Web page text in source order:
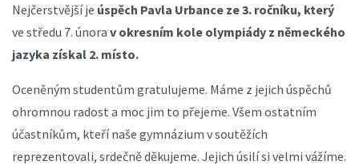
Nejčerstvější je úspěch Pavla Urbance ze 3. ročníku, který
ve středu 7. února v okresním kole olympiády z německého
jazyka získal 2. místo.
Oceněným studentům gratulujeme. Máme z jejich úspěchů
ohromnou radost a moc jim to přejeme. Všem ostatním
účastníkům, kteří naše gymnázium v soutěžích
reprezentovali, srdečně děkujeme. Jejich úsilí si velmi vážíme.